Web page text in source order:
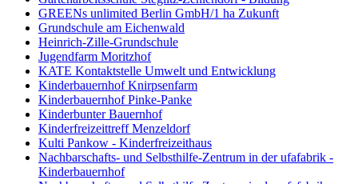
GREENs unlimited Berlin GmbH/1 ha Zukunft
Grundschule am Eichenwald
Heinrich-Zille-Grundschule
Jugendfarm Moritzhof
KATE Kontaktstelle Umwelt und Entwicklung
Kinderbauernhof Knirpsenfarm
Kinderbauernhof Pinke-Panke
Kinderbunter Bauernhof
Kinderfreizeittreff Menzeldorf
Kulti Pankow - Kinderfreizeithaus
Nachbarschafts- und Selbsthilfe-Zentrum in der ufafabrik -
Kinderbauernhof